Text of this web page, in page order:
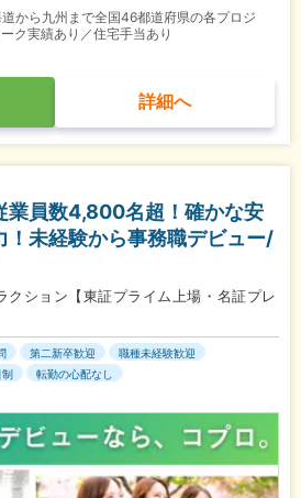
道から九州まで全国46都道府県の各プロジ
ク実績あり／住宅手当あり
詳細へ
業員数4,800名超！確かな安
！未経験から事務職デビュー/
クション【東証プライム上場・名証プレ
第二新卒歓迎
職種未経験歓迎
転勤の心配なし